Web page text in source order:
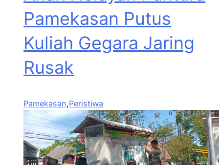
Pamekasan Putus
Kuliah Gegara Jaring
Rusak
Pamekasan,Peristiwa